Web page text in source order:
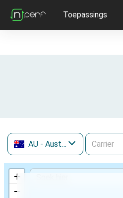
Toepassings
AU - Australia
+
−